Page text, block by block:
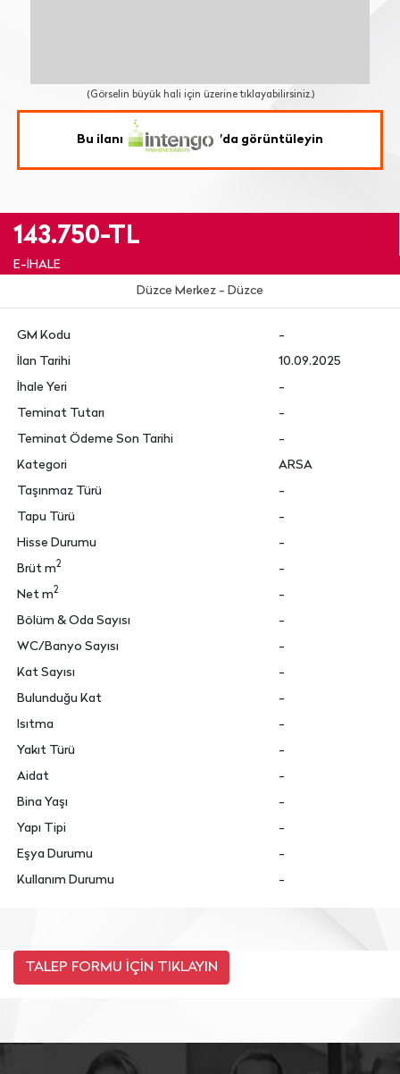
(Görselin büyük hali için üzerine tıklayabilirsiniz.)
Bu ilanı 'da görüntüleyin
143.750-TL
E-İHALE
Düzce Merkez - Düzce
GM Kodu
-
İlan Tarihi
10.09.2025
İhale Yeri
-
Teminat Tutarı
-
Teminat Ödeme Son Tarihi
-
Kategori
ARSA
Taşınmaz Türü
-
Tapu Türü
-
Hisse Durumu
-
Brüt m2
-
Net m2
-
Bölüm & Oda Sayısı
-
WC/Banyo Sayısı
-
Kat Sayısı
-
Bulunduğu Kat
-
Isıtma
-
Yakıt Türü
-
Aidat
-
Bina Yaşı
-
Yapı Tipi
-
Eşya Durumu
-
Kullanım Durumu
-